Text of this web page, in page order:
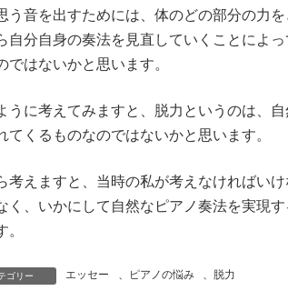
う音を出すためには、体のどの部分の力
自分自身の奏法を見直していくことによ
ではないかと思います。
うに考えてみますと、脱力というのは、
てくるものなのではないかと思います。
考えますと、当時の私が考えなければい
く、いかにして自然なピアノ奏法を実現
。
ゴリー エッセー ピアノの悩み 脱力